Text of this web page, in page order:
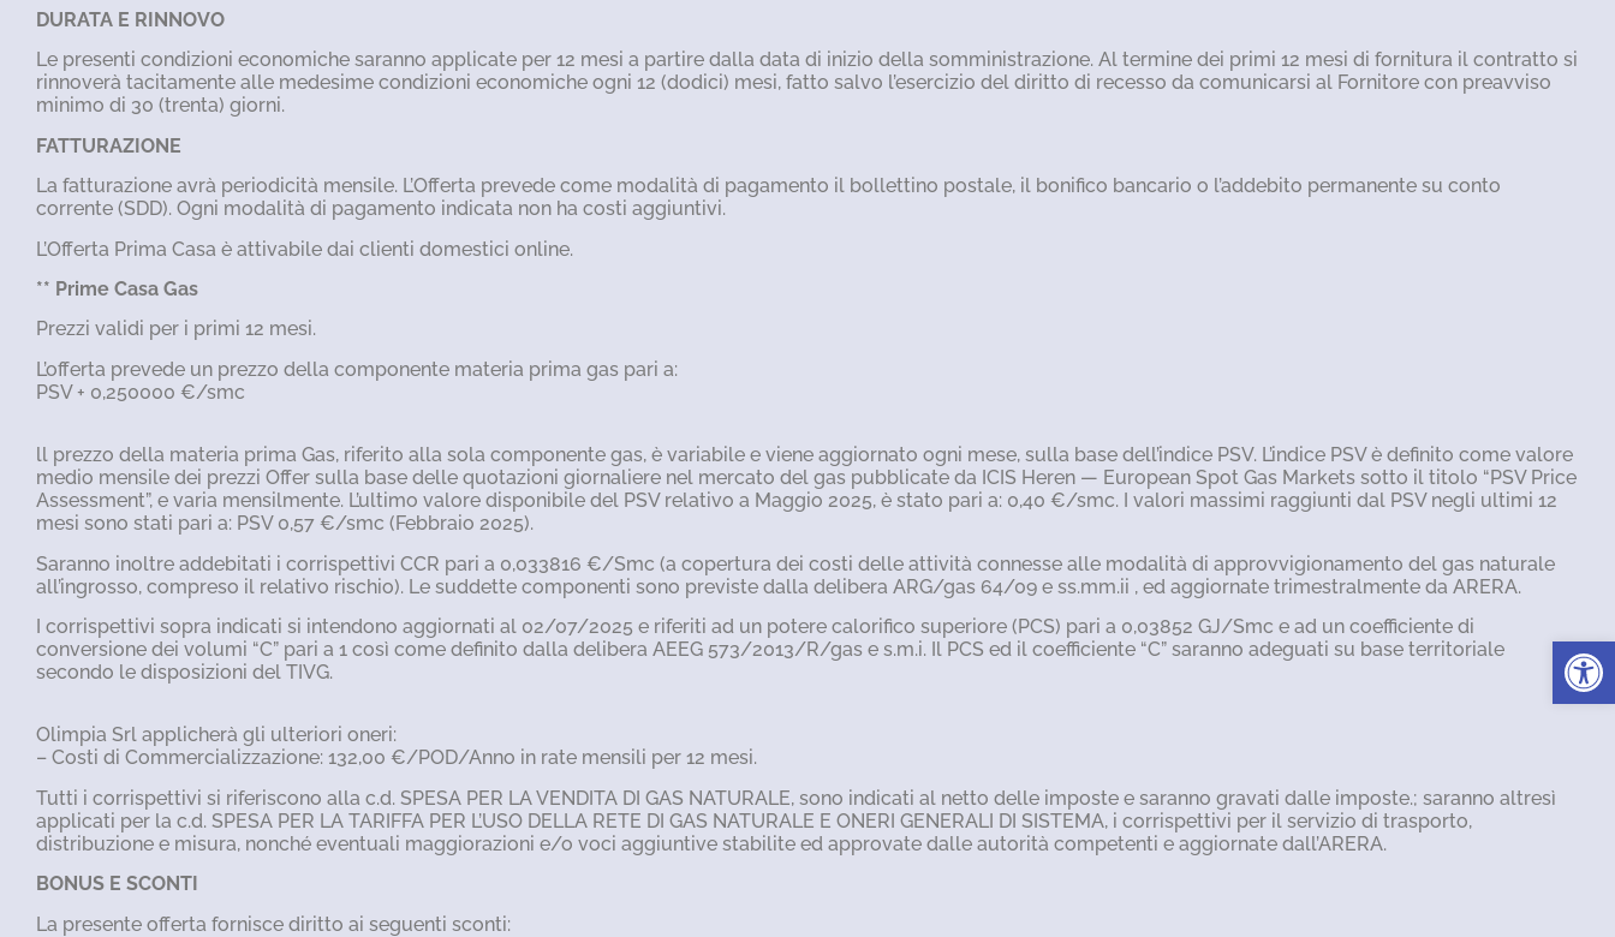
Apri la
DURATA E RINNOVO
Le presenti condizioni economiche saranno applicate per 12 mesi a partire dalla data di inizio della somministrazione. Al termine dei primi 12 mesi di fornitura il contratto si
rinnoverà tacitamente alle medesime condizioni economiche ogni 12 (dodici) mesi, fatto salvo l’esercizio del diritto di recesso da comunicarsi al Fornitore con preavviso
minimo di 30 (trenta) giorni.
FATTURAZIONE
La fatturazione avrà periodicità mensile. L’Offerta prevede come modalità di pagamento il bollettino postale, il bonifico bancario o l’addebito permanente su conto
corrente (SDD). Ogni modalità di pagamento indicata non ha costi aggiuntivi.
L’Offerta Prima Casa è attivabile dai clienti domestici online.
** Prime Casa Gas
Prezzi validi per i primi 12 mesi.
L’offerta prevede un prezzo della componente materia prima gas pari a:
PSV + 0,250000 €/smc
ll prezzo della materia prima Gas, riferito alla sola componente gas, è variabile e viene aggiornato ogni mese, sulla base dell’indice PSV. L’indice PSV è definito come valore
medio mensile dei prezzi Offer sulla base delle quotazioni giornaliere nel mercato del gas pubblicate da ICIS Heren — European Spot Gas Markets sotto il titolo “PSV Price
Assessment”, e varia mensilmente. L’ultimo valore disponibile del PSV relativo a Maggio 2025, è stato pari a: 0,40 €/smc. I valori massimi raggiunti dal PSV negli ultimi 12
mesi sono stati pari a: PSV 0,57 €/smc (Febbraio 2025).
Saranno inoltre addebitati i corrispettivi CCR pari a 0,033816 €/Smc (a copertura dei costi delle attività connesse alle modalità di approvvigionamento del gas naturale
all’ingrosso, compreso il relativo rischio). Le suddette componenti sono previste dalla delibera ARG/gas 64/09 e ss.mm.ii , ed aggiornate trimestralmente da ARERA.
I corrispettivi sopra indicati si intendono aggiornati al 02/07/2025 e riferiti ad un potere calorifico superiore (PCS) pari a 0,03852 GJ/Smc e ad un coefficiente di
conversione dei volumi “C” pari a 1 così come definito dalla delibera AEEG 573/2013/R/gas e s.m.i. Il PCS ed il coefficiente “C” saranno adeguati su base territoriale
secondo le disposizioni del TIVG.
Olimpia Srl applicherà gli ulteriori oneri:
– Costi di Commercializzazione: 132,00 €/POD/Anno in rate mensili per 12 mesi.
Tutti i corrispettivi si riferiscono alla c.d. SPESA PER LA VENDITA DI GAS NATURALE, sono indicati al netto delle imposte e saranno gravati dalle imposte.; saranno altresì
applicati per la c.d. SPESA PER LA TARIFFA PER L’USO DELLA RETE DI GAS NATURALE E ONERI GENERALI DI SISTEMA, i corrispettivi per il servizio di trasporto,
distribuzione e misura, nonché eventuali maggiorazioni e/o voci aggiuntive stabilite ed approvate dalle autorità competenti e aggiornate dall’ARERA.
BONUS E SCONTI
La presente offerta fornisce diritto ai seguenti sconti: